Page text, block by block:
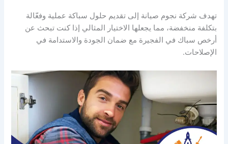
تهدف شركة نجوم صيانة إلى تقديم حلول سباكة عملية وفعّالة
بتكلفة منخفضة، مما يجعلها الاختيار المثالي إذا كنت تبحث عن
أرخص سباك في الفجيرة مع ضمان الجودة والاستدامة في
الإصلاحات.